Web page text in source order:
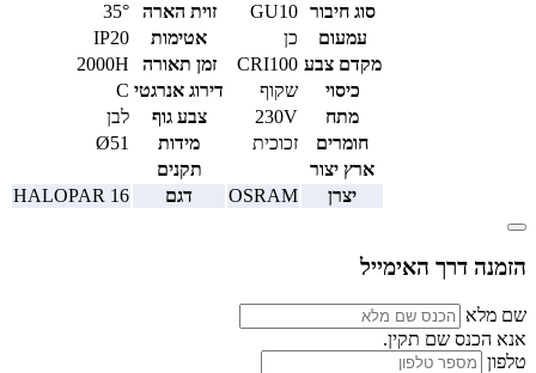
סוג חיבור GU10 זוית הארה
35°
עמעום
כן אטימות
IP20
מקדם צבע CRI100 זמן תאורה
2000H
כיסוי
שקוף דירוג אנרגטי C
מתח
230V צבע גוף
לבן
חומרים
זכוכית מידות
Ø51
ארץ יצור
תקנים
יצרן
OSRAM דגם HALOPAR 16
הזמנה דרך האימייל
שם מלא
אנא הכנס שם תקין.
טלפון